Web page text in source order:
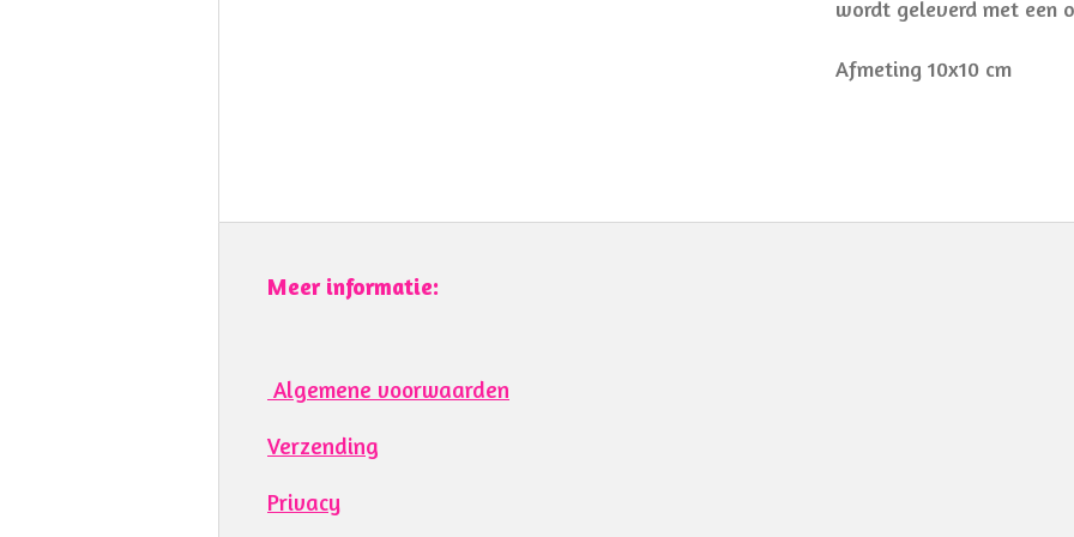
wordt geleverd met een
Afmeting 10x10 cm
Meer informatie:
Algemene voorwaarden
Verzending
Privacy